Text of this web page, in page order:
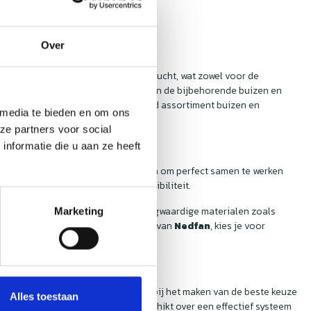
Over
te bieden en om ons
partners voor social
die u aan ze heeft
Marketing
Alles toestaan
om te zorgen voor een zuivere lucht, wat zowel voor de
waar de kwaliteit van de bijbehorende buizen en
Bij Nedfan
vind je een breed assortiment buizen en
en hulpstukken zijn ontworpen om perfect samen te werken
zonder zorgen over compatibiliteit.
zijn gemaakt van hoogwaardige materialen zoals
Als je kiest voor de producten van Nedfan, kies je voor
te adviseren en te ondersteunen bij het maken van de beste keuze
ervoor dat elke horecakeuken beschikt over een effectief systeem